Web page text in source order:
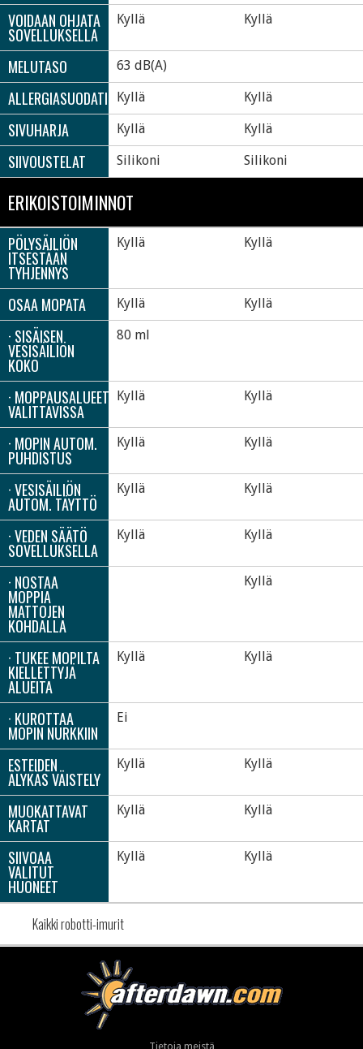
VOIDAAN OHJATA
SOVELLUKSELLA
Kyllä Kyllä
MELUTASO 63 dB(A)
ALLERGIASUODATIN Kyllä Kyllä
SIVUHARJA Kyllä Kyllä
SIIVOUSTELAT Silikoni Silikoni
ERIKOISTOIMINNOT
PÖLYSÄILIÖN
ITSESTÄÄN
TYHJENNYS
Kyllä Kyllä
OSAA MOPATA Kyllä Kyllä
· SISÄISEN
VESISÄILIÖN
KOKO
80 ml
· MOPPAUSALUEET
VALITTAVISSA
Kyllä Kyllä
· MOPIN AUTOM.
PUHDISTUS
Kyllä Kyllä
· VESISÄILIÖN
AUTOM. TÄYTTÖ
Kyllä Kyllä
· VEDEN SÄÄTÖ
SOVELLUKSELLA
Kyllä Kyllä
· NOSTAA
MOPPIA
MATTOJEN
KOHDALLA
Kyllä
· TUKEE MOPILTA
KIELLETTYJÄ
ALUEITA
Kyllä Kyllä
· KUROTTAA
MOPIN NURKKIIN
Ei
ESTEIDEN
ÄLYKÄS VÄISTELY
Kyllä Kyllä
MUOKATTAVAT
KARTAT
Kyllä Kyllä
SIIVOAA
VALITUT
HUONEET
Kyllä Kyllä
Kaikki robotti-imurit
Tietoja meistä